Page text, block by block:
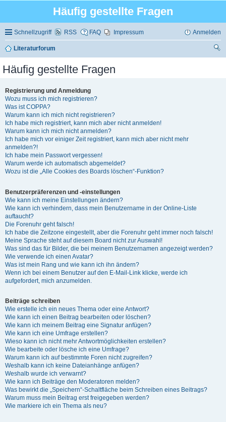
Häufig gestellte Fragen
Schnellzugriff RSS FAQ Impressum Anmelden
Literaturforum
Häufig gestellte Fragen
Registrierung und Anmeldung
Wozu muss ich mich registrieren?
Was ist COPPA?
Warum kann ich mich nicht registrieren?
Ich habe mich registriert, kann mich aber nicht anmelden!
Warum kann ich mich nicht anmelden?
Ich habe mich vor einiger Zeit registriert, kann mich aber nicht mehr
anmelden?!
Ich habe mein Passwort vergessen!
Warum werde ich automatisch abgemeldet?
Wozu ist die „Alle Cookies des Boards löschen“-Funktion?
Benutzerpräferenzen und -einstellungen
Wie kann ich meine Einstellungen ändern?
Wie kann ich verhindern, dass mein Benutzername in der Online-Liste
auftaucht?
Die Forenuhr geht falsch!
Ich habe die Zeitzone eingestellt, aber die Forenuhr geht immer noch falsch!
Meine Sprache steht auf diesem Board nicht zur Auswahl!
Was sind das für Bilder, die bei meinem Benutzernamen angezeigt werden?
Wie verwende ich einen Avatar?
Was ist mein Rang und wie kann ich ihn ändern?
Wenn ich bei einem Benutzer auf den E-Mail-Link klicke, werde ich
aufgefordert, mich anzumelden.
Beiträge schreiben
Wie erstelle ich ein neues Thema oder eine Antwort?
Wie kann ich einen Beitrag bearbeiten oder löschen?
Wie kann ich meinem Beitrag eine Signatur anfügen?
Wie kann ich eine Umfrage erstellen?
Wieso kann ich nicht mehr Antwortmöglichkeiten erstellen?
Wie bearbeite oder lösche ich eine Umfrage?
Warum kann ich auf bestimmte Foren nicht zugreifen?
Weshalb kann ich keine Dateianhänge anfügen?
Weshalb wurde ich verwarnt?
Wie kann ich Beiträge den Moderatoren melden?
Was bewirkt die „Speichern“-Schaltfläche beim Schreiben eines Beitrags?
Warum muss mein Beitrag erst freigegeben werden?
Wie markiere ich ein Thema als neu?